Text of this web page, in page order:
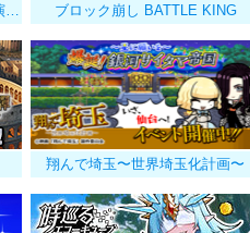
鬼神転生〜推しがあふれる三国演義〜 ブロック崩し BATTLE KING
翔んで埼玉〜世界埼玉化計画〜